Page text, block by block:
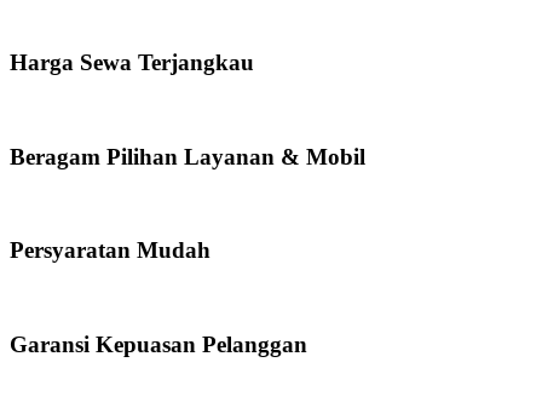
Harga Sewa Terjangkau
Beragam Pilihan Layanan & Mobil
Persyaratan Mudah
Garansi Kepuasan Pelanggan